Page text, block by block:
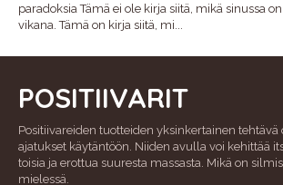
paradoksia Tämä ei ole kirja siitä, mikä sinussa on
vikana. Tämä on kirja siitä, mi...
POSITIIVARIT
Positiivareiden tuotteiden yksinkertainen tehtävä
ajatukset käytäntöön. Niiden avulla voi kehittää
toisia ja erottua suuresta massasta. Mikä on
mielessä.